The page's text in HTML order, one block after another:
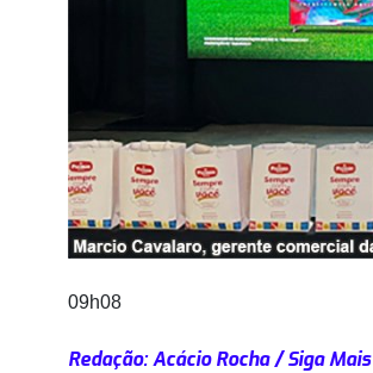
09h08
Redação: Acácio Rocha / Siga Mais